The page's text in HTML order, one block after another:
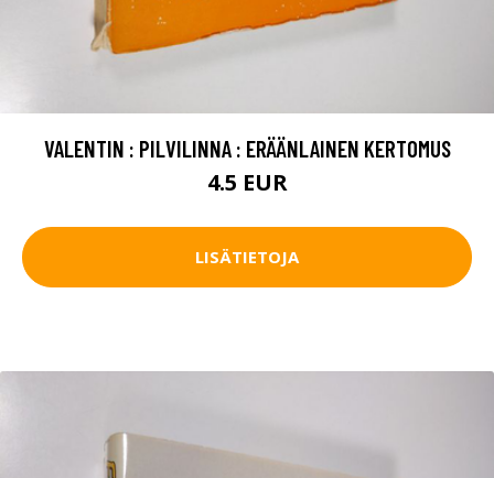
VALENTIN : PILVILINNA : ERÄÄNLAINEN KERTOMUS
4.5 EUR
LISÄTIETOJA